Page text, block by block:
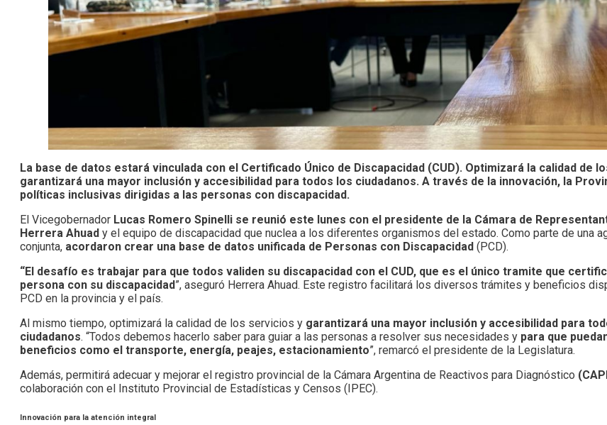
La base de datos estará vinculada con el Certificado Único de Discapacidad (CUD). Optimizará la calidad de
garantizará una mayor inclusión y accesibilidad para todos los ciudadanos. A través de la innovación, la
políticas inclusivas dirigidas a las personas con discapacidad.
El Vicegobernador Lucas Romero Spinelli se reunió este lunes con el presidente de la Cámara de
Herrera Ahuad y el equipo de discapacidad que nuclea a los diferentes organismos del estado. Como parte de una
conjunta, acordaron crear una base de datos unificada de Personas con Discapacidad (PCD).
“El desafío es trabajar para que todos validen su discapacidad con el CUD, que es el único tramite que
persona con su discapacidad”, aseguró Herrera Ahuad. Este registro facilitará los diversos trámites y beneficios
PCD en la provincia y el país.
Al mismo tiempo, optimizará la calidad de los servicios y garantizará una mayor inclusión y accesibilidad para
ciudadanos. “Todos debemos hacerlo saber para guiar a las personas a resolver sus necesidades y para que
beneficios como el transporte, energía, peajes, estacionamiento”, remarcó el presidente de la Legislatura.
Además, permitirá adecuar y mejorar el registro provincial de la Cámara Argentina de Reactivos para Diagnóstico
colaboración con el Instituto Provincial de Estadísticas y Censos (IPEC).
Innovación para la atención integral